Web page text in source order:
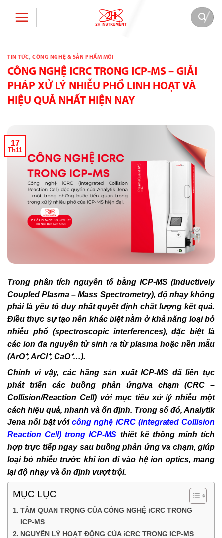
TIN TỨC,CÔNG NGHỆ & SẢN PHẨM MỚI
CÔNG NGHỆ ICRC TRONG ICP-MS – GIẢI
PHÁP XỬ LÝ NHIỄU PHỔ LINH HOẠT VÀ
HIỆU QUẢ NHẤT HIỆN NAY
17
Th11
Trong phân tích nguyên tố bằng ICP-MS (Inductively
Coupled Plasma – Mass Spectrometry), độ nhạy không
phải là yếu tố duy nhất quyết định chất lượng kết quả.
Điều thực sự tạo nên khác biệt nằm ở khả năng loại bỏ
nhiễu phổ (spectroscopic interferences), đặc biệt là
các ion đa nguyên tử sinh ra từ plasma hoặc nền mẫu
(ArO⁺, ArCl⁺, CaO⁺…).
Chính vì vậy, các hãng sản xuất ICP-MS đã liên tục
phát triển các buồng phản ứng/va chạm (CRC –
Collision/Reaction Cell) với mục tiêu xử lý nhiễu một
cách hiệu quả, nhanh và ổn định. Trong số đó, Analytik
Jena nổi bật với công nghệ iCRC (integrated Collision
Reaction Cell) trong ICP-MS thiết kế thông minh tích
hợp trực tiếp ngay sau buồng phản ứng va chạm, giúp
loại bỏ nhiễu trước khi ion đi vào hệ ion optics, mang
lại độ nhạy và ổn định vượt trội.
MỤC LỤC
TẦM QUAN TRỌNG CỦA CÔNG NGHỆ iCRC TRONG
ICP-MS
NGUYÊN LÝ HOẠT ĐỘNG CỦA iCRC TRONG ICP-MS